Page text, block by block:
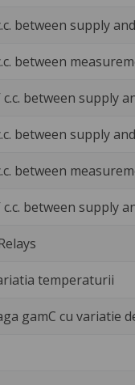
between supply
between
c.c. between supply
between supply
between
c.c. between supply
temperaturii
gamC cu variatie